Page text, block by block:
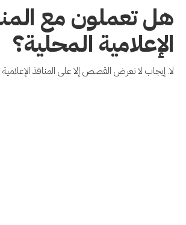
هل تعملون مع
الإعلامية المحلية؟
لا. إيجاب لا تعرض القصص إلا على المنافذ الإعلامية